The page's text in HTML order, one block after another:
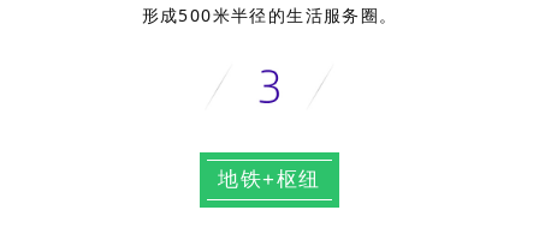
形成500米半径的生活服务圈。
地铁+枢纽